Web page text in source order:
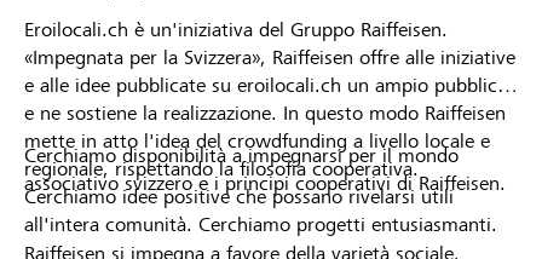
Eroilocali.ch è un'iniziativa del Gruppo Raiffeisen.
«Impegnata per la Svizzera», Raiffeisen offre alle iniziative
e alle idee pubblicate su eroilocali.ch un ampio pubblico
e ne sostiene la realizzazione. In questo modo Raiffeisen
mette in atto l'idea del crowdfunding a livello locale e
regionale, rispettando la filosofia cooperativa.
Cerchiamo idee positive che possano rivelarsi utili
all'intera comunità. Cerchiamo progetti entusiasmanti.
Cerchiamo disponibilità a impegnarsi per il mondo
associativo svizzero e i principi cooperativi di Raiffeisen.
Raiffeisen si impegna a favore della varietà sociale,